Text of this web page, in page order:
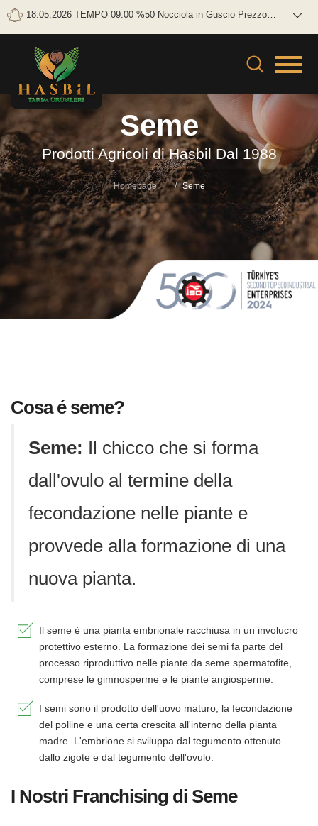
18.05.2026 TEMPO 09:00 %50 Nocciola in Guscio Prezzo
Seme
Prodotti Agricoli di Hasbil Dal 1988
Homepage Seme
Cosa é seme?
Seme: Il chicco che si forma
dall'ovulo al termine della
fecondazione nelle piante e
provvede alla formazione di una
nuova pianta.
Il seme è una pianta embrionale racchiusa in un involucro
protettivo esterno. La formazione dei semi fa parte del
processo riproduttivo nelle piante da seme spermatofite,
comprese le gimnosperme e le piante angiosperme.
I semi sono il prodotto dell'uovo maturo, la fecondazione
del polline e una certa crescita all'interno della pianta
madre. L'embrione si sviluppa dal tegumento ottenuto
dallo zigote e dal tegumento dell'ovulo.
I Nostri Franchising di Seme